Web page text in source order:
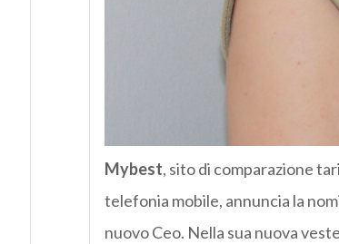
Mybest, sito di comparazione
telefonia mobile, annuncia la
nuovo Ceo. Nella sua nuova